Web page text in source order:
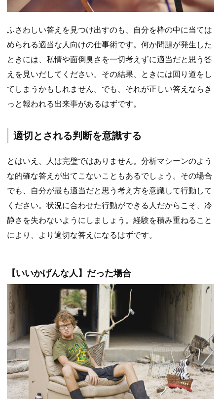
ふさわしい答えを見つけ出すのも、自分を枠の中に当ては
められる適当な人向けの仕事術です。何か問題が発生した
ときには、私情や面倒臭さを一切考えずに適当だと思う答
えを見いだしてください。その結果、ときには回り道をし
てしまうかもしれません。でも、それが正しい答えならき
っと報われる出来事があるはずです。
適切とされる判断を意識する
とはいえ、人は完璧ではありません。分析マシーンのよう
な的確な答えが出てこないこともあるでしょう。その場合
でも、自分が最も適当だと思う考え方を意識して行動して
ください。状況に合わせた行動ができる人だからこそ、冷
静さを失わないようにしましょう。経験を積み重ねること
により、より適切な答えになるはずです。
【いいかげんな人】だった場合